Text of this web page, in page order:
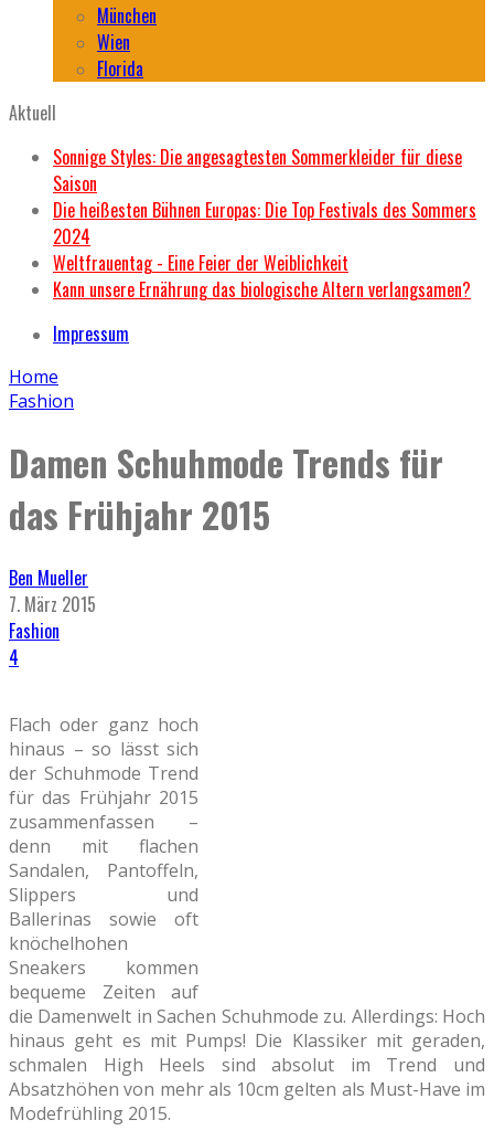
München
Wien
Florida
Aktuell
Sonnige Styles: Die angesagtesten Sommerkleider für diese
Saison
Die heißesten Bühnen Europas: Die Top Festivals des Sommers
2024
Weltfrauentag - Eine Feier der Weiblichkeit
Kann unsere Ernährung das biologische Altern verlangsamen?
Impressum
Home
Fashion
Damen Schuhmode Trends für
das Frühjahr 2015
Ben Mueller
7. März 2015
Fashion
4
Flach oder ganz hoch
hinaus – so lässt sich
der Schuhmode Trend
für das Frühjahr 2015
zusammenfassen –
denn mit flachen
Sandalen, Pantoffeln,
Slippers und
Ballerinas sowie oft
knöchelhohen
Sneakers kommen
bequeme Zeiten auf
die Damenwelt in Sachen Schuhmode zu. Allerdings: Hoch
hinaus geht es mit Pumps! Die Klassiker mit geraden,
schmalen High Heels sind absolut im Trend und
Absatzhöhen von mehr als 10cm gelten als Must-Have im
Modefrühling 2015.